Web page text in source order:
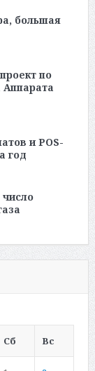
большая
по
и POS-
год
число
Сб Вс